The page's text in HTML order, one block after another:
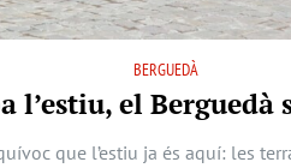
BERGUEDÀ
l’estiu, el Berguedà
que l’estiu ja és aquí: les